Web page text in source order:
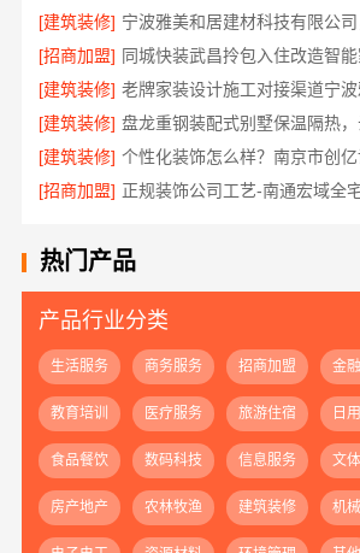
[建筑装修]
[招商加盟] 同城快装武昌拎包入住改造智
[建筑装修] 老牌家装设计施工对接渠道宁
[建筑装修]
[建筑装修]
[招商加盟] 正规装饰公司工艺-南通宏域全
热门产品
产品行业分类
生活服务 商务服务 招商加盟 金
教育培训 医疗服务 旅游住宿 日
食品餐饮 数码科技 信息服务 文
房产地产 农林牧渔 建筑装修 机